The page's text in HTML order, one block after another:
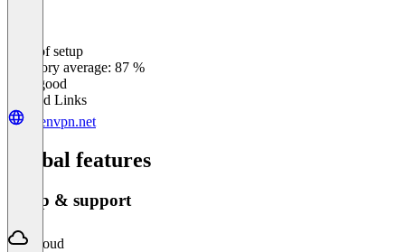
Ease of setup
Category average: 87 %
Very good
Related Links
openvpn.net
Global features
Setup & support
Cloud